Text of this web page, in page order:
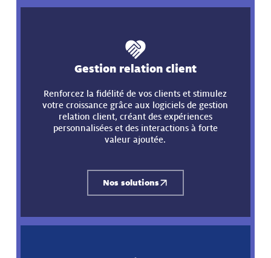
Gestion relation client
Renforcez la fidélité de vos clients et stimulez
votre croissance grâce aux logiciels de gestion
relation client, créant des expériences
personnalisées et des interactions à forte
valeur ajoutée.
Nos solutions